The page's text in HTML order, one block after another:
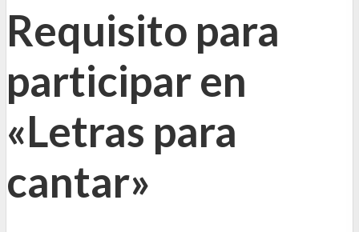
Requisito para
participar en
«Letras para
cantar»